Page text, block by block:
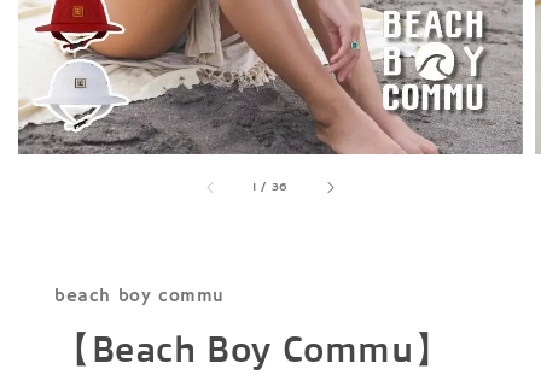
1 / 36
beach boy commu
【Beach Boy Commu】